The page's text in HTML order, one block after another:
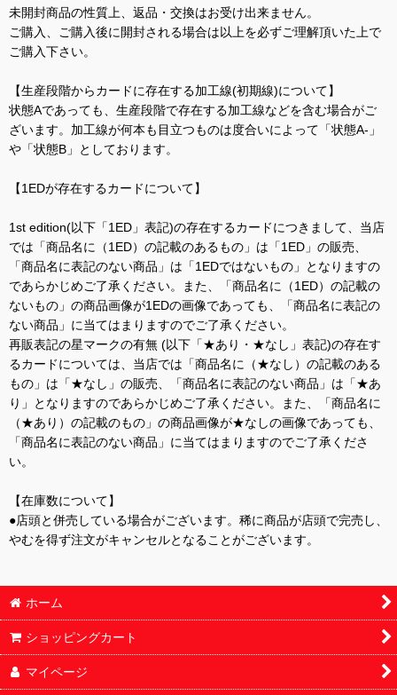
未開封商品の性質上、返品・交換はお受け出来ません。
ご購入、ご購入後に開封される場合は以上を必ずご理解頂いた上で
ご購入下さい。
【生産段階からカードに存在する加工線(初期線)について】
状態Aであっても、生産段階で存在する加工線などを含む場合がご
ざいます。加工線が何本も目立つものは度合いによって「状態A-」
や「状態B」としております。
【1EDが存在するカードについて】
1st edition(以下「1ED」表記)の存在するカードにつきまして、当店
では「商品名に（1ED）の記載のあるもの」は「1ED」の販売、
「商品名に表記のない商品」は「1EDではないもの」となりますの
であらかじめご了承ください。また、「商品名に（1ED）の記載の
ないもの」の商品画像が1EDの画像であっても、「商品名に表記の
ない商品」に当てはまりますのでご了承ください。
再販表記の星マークの有無 (以下「★あり・★なし」表記)の存在す
るカードについては、当店では「商品名に（★なし）の記載のある
もの」は「★なし」の販売、「商品名に表記のない商品」は「★あ
り」となりますのであらかじめご了承ください。また、「商品名に
（★あり）の記載のもの」の商品画像が★なしの画像であっても、
「商品名に表記のない商品」に当てはまりますのでご了承くださ
い。
【在庫数について】
●店頭と併売している場合がございます。稀に商品が店頭で完売し、
やむを得ず注文がキャンセルとなることがございます。
ホーム
ショッピングカート
マイページ